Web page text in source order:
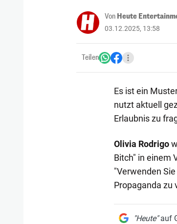
Von Heute
03.12.2025, 13:58
Teilen
Es ist ein
nutzt aktuell
Erlaubnis zu
Olivia Rodrigo
Bitch" in einem
"Verwenden
Propaganda zu
"Heute"auf